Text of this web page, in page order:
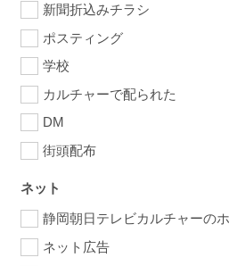
新聞折込みチラシ
ポスティング
学校
カルチャーで配られた
DM
街頭配布
ネット
静岡朝日テレビカルチャーの
ネット広告